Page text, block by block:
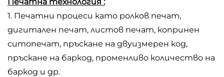
1. Печатни процеси като ролков печат,
дигитален печат, листов печат, копринен
ситопечат, пръскане на двуизмерен код,
пръскане на баркод, променливо количество на
баркод и др.